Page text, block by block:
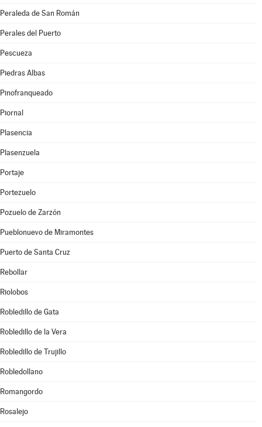
Peraleda de San Román
Perales del Puerto
Pescueza
Piedras Albas
Pinofranqueado
Piornal
Plasencia
Plasenzuela
Portaje
Portezuelo
Pozuelo de Zarzón
Pueblonuevo de Miramontes
Puerto de Santa Cruz
Rebollar
Riolobos
Robledillo de Gata
Robledillo de la Vera
Robledillo de Trujillo
Robledollano
Romangordo
Rosalejo